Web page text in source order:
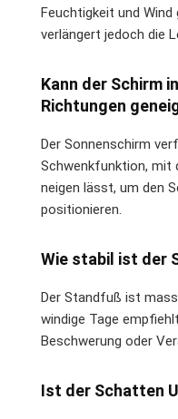
Feuchtigkeit und
verlängert jedoch die
Kann der Schirm
Richtungen
Der Sonnenschirm
Schwenkfunktion, mit
neigen lässt, um den
positionieren.
Wie stabil ist der
Der Standfuß ist
windige Tage
Beschwerung oder
Ist der Schatten